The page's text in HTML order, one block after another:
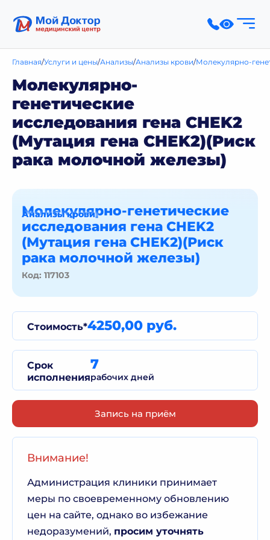
Главная Услуги и цены Анализы Анализы крови Молекулярно-
Молекулярно-
генетические
исследования гена CHEK2
(Мутация гена CHEK2)(Риск
рака молочной железы)
Молекулярно-генетические
исследования гена CHEK2
(Мутация гена CHEK2)(Риск
рака молочной железы)
Код: 117103
Анализы крови
Стоимость*4250,00 руб.
Срок
исполнения
7
рабочих дней
Запись на приём
Внимание!
Администрация клиники принимает
меры по своевременному обновлению
цен на сайте, однако во избежание
недоразумений, просим уточнять